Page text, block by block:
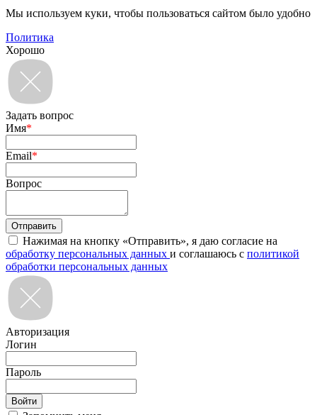
Мы используем куки, чтобы пользоваться сайтом было удобно
Политика
Хорошо
Задать вопрос
Имя*
Email*
Вопрос
Нажимая на кнопку «Отправить», я даю согласие на
обработку персональных данных и соглашаюсь с политикой
обработки персональных данных
Авторизация
Логин
Пароль